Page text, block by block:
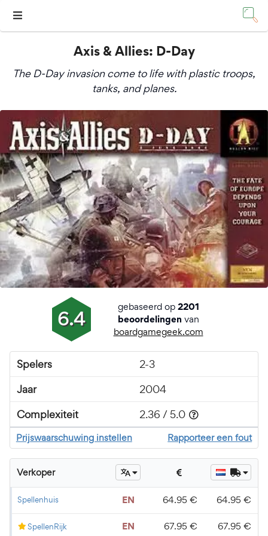
Axis & Allies: D-Day
The D-Day invasion come to life with plastic troops,
tanks, and planes.
6.4
gebaseerd op 2201
beoordelingen van
boardgamegeek.com
Spelers
2-3
Jaar
2004
Complexiteit
2.36 / 5.0
Prijswaarschuwing instellen Rapporteer een fout
Verkoper
Spellenhuis EN 64.95 € 64.95 €
SpellenRijk EN 67.95 € 67.95 €